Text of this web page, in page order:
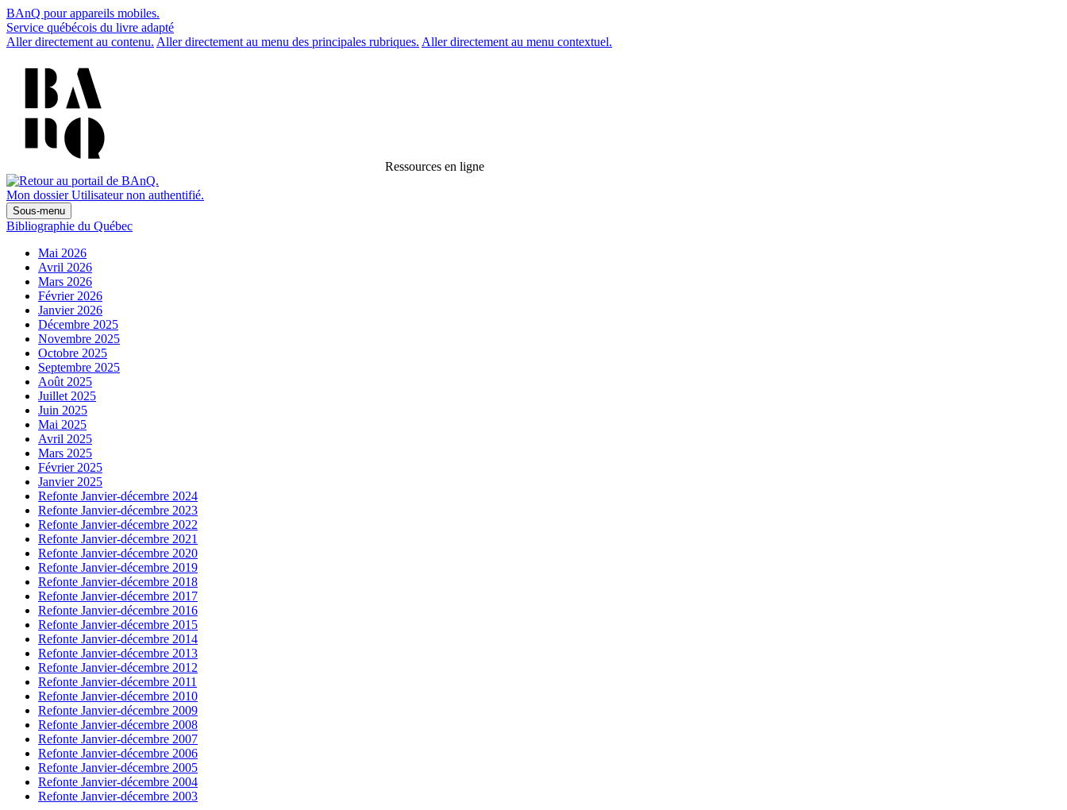
BAnQ pour appareils mobiles.
Service québécois du livre adapté
Aller directement au contenu. Aller directement au menu des principales rubriques. Aller directement au menu contextuel.
Ressources en ligne
Mon dossier Utilisateur non authentifié.
Sous-menu
Bibliographie du Québec
Mai 2026
Avril 2026
Mars 2026
Février 2026
Janvier 2026
Décembre 2025
Novembre 2025
Octobre 2025
Septembre 2025
Août 2025
Juillet 2025
Juin 2025
Mai 2025
Avril 2025
Mars 2025
Février 2025
Janvier 2025
Refonte Janvier-décembre 2024
Refonte Janvier-décembre 2023
Refonte Janvier-décembre 2022
Refonte Janvier-décembre 2021
Refonte Janvier-décembre 2020
Refonte Janvier-décembre 2019
Refonte Janvier-décembre 2018
Refonte Janvier-décembre 2017
Refonte Janvier-décembre 2016
Refonte Janvier-décembre 2015
Refonte Janvier-décembre 2014
Refonte Janvier-décembre 2013
Refonte Janvier-décembre 2012
Refonte Janvier-décembre 2011
Refonte Janvier-décembre 2010
Refonte Janvier-décembre 2009
Refonte Janvier-décembre 2008
Refonte Janvier-décembre 2007
Refonte Janvier-décembre 2006
Refonte Janvier-décembre 2005
Refonte Janvier-décembre 2004
Refonte Janvier-décembre 2003